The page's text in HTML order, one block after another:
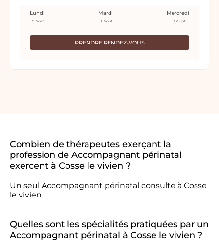
PRENDRE RENDEZ-VOUS
Lundi
10 Août
Mardi
11 Août
Mercredi
12 Août
Combien de thérapeutes exerçant la
profession de Accompagnant périnatal
exercent à Cosse le vivien ?
Un seul Accompagnant périnatal consulte à Cosse
le vivien.
Quelles sont les spécialités pratiquées par un
Accompagnant périnatal à Cosse le vivien ?